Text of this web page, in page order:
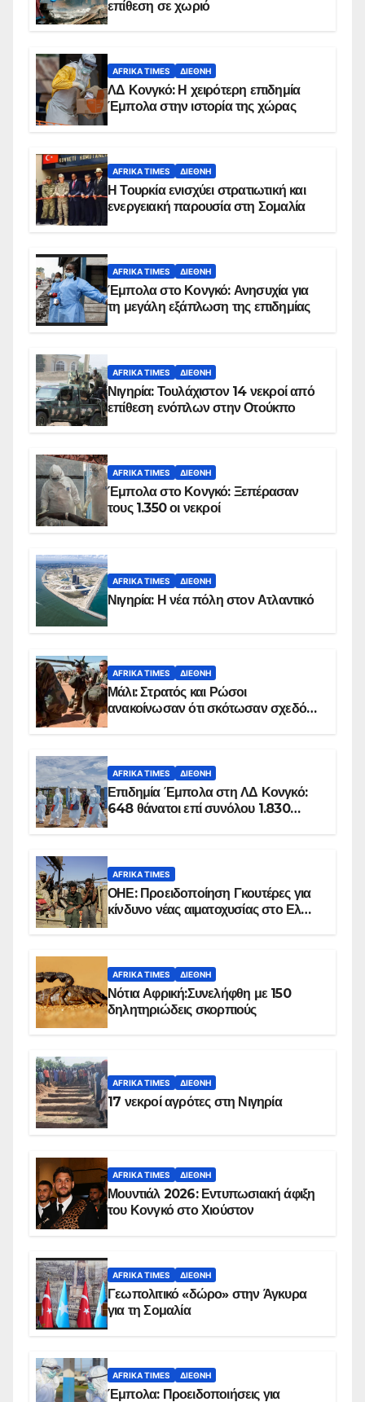
επίθεση σε χωριό
AFRIKA TIMES ΔΙΕΘΝΉ
ΛΔ Κονγκό: Η χειρότερη επιδημία
Έμπολα στην ιστορία της χώρας
AFRIKA TIMES ΔΙΕΘΝΉ
Η Τουρκία ενισχύει στρατιωτική και
ενεργειακή παρουσία στη Σομαλία
AFRIKA TIMES ΔΙΕΘΝΉ
Έμπολα στο Κονγκό: Ανησυχία για
τη μεγάλη εξάπλωση της επιδημίας
AFRIKA TIMES ΔΙΕΘΝΉ
Νιγηρία: Τουλάχιστον 14 νεκροί από
επίθεση ενόπλων στην Οτούκπο
AFRIKA TIMES ΔΙΕΘΝΉ
Έμπολα στο Κονγκό: Ξεπέρασαν
τους 1.350 οι νεκροί
AFRIKA TIMES ΔΙΕΘΝΉ
Νιγηρία: Η νέα πόλη στον Ατλαντικό
AFRIKA TIMES ΔΙΕΘΝΉ
Μάλι: Στρατός και Ρώσοι
ανακοίνωσαν ότι σκότωσαν σχεδόν
AFRIKA TIMES ΔΙΕΘΝΉ
Επιδημία Έμπολα στη ΛΔ Κονγκό:
648 θάνατοι επί συνόλου 1.830
AFRIKA TIMES
ΟΗΕ: Προειδοποίηση Γκουτέρες για
κίνδυνο νέας αιματοχυσίας στο Ελ
AFRIKA TIMES ΔΙΕΘΝΉ
Νότια Αφρική:Συνελήφθη με 150
δηλητηριώδεις σκορπιούς
AFRIKA TIMES ΔΙΕΘΝΉ
17 νεκροί αγρότες στη Νιγηρία
AFRIKA TIMES ΔΙΕΘΝΉ
Μουντιάλ 2026: Εντυπωσιακή άφιξη
του Κονγκό στο Χιούστον
AFRIKA TIMES ΔΙΕΘΝΉ
Γεωπολιτικό «δώρο» στην Άγκυρα
για τη Σομαλία
AFRIKA TIMES ΔΙΕΘΝΉ
Έμπολα: Προειδοποιήσεις για